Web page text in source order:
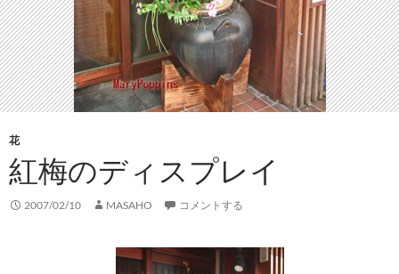
花
紅梅のディスプレイ
2007/02/10 MASAHO コメントする